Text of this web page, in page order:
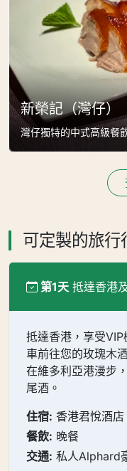
新榮記（灣仔）
灣仔獨特的中式高級餐
可定製的旅行
第1天 抵達香港
抵達香港，享受
車前往您的玫瑰木
在維多利亞港漫步
尾酒。
住宿: 香港君悅酒
餐飲: 晚餐
交通: 私人Alphard